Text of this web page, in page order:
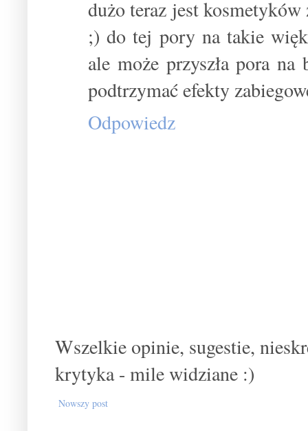
dużo teraz jest
;) do tej pory na takie
ale może przyszła pora na
podtrzymać efekty
Odpowiedz
Wszelkie opinie, sugestie,
krytyka - mile widziane :)
Nowszy post